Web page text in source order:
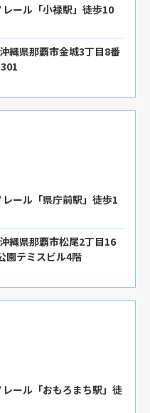
ール「小禄駅」徒歩10
縄県那覇市金城3丁目8番
ール「県庁前駅」徒歩1
縄県那覇市松尾2丁目16
園テミスビル4階
ール「おもろまち駅」徒